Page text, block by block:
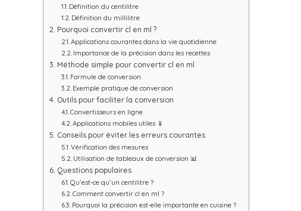
Définition du centilitre
Définition du millilitre
Pourquoi convertir cl en ml ?
Applications courantes dans la vie quotidienne
Importance de la précision dans les recettes
Méthode simple pour convertir cl en ml
Formule de conversion
Exemple pratique de conversion
Outils pour faciliter la conversion
Convertisseurs en ligne
Applications mobiles utiles 📱
Conseils pour éviter les erreurs courantes
Vérification des mesures
Utilisation de tableaux de conversion 📊
Questions populaires
Qu’est-ce qu’un centilitre ?
Comment convertir cl en ml ?
Pourquoi la précision est-elle importante en cuisine ?